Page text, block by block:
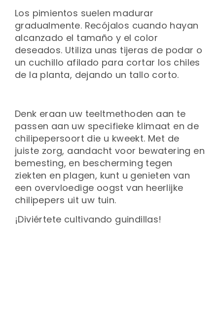
Los pimientos suelen madurar
gradualmente. Recójalos cuando hayan
alcanzado el tamaño y el color
deseados. Utiliza unas tijeras de podar o
un cuchillo afilado para cortar los chiles
de la planta, dejando un tallo corto.
Denk eraan uw teeltmethoden aan te
passen aan uw specifieke klimaat en de
chilipepersoort die u kweekt. Met de
juiste zorg, aandacht voor bewatering en
bemesting, en bescherming tegen
ziekten en plagen, kunt u genieten van
een overvloedige oogst van heerlijke
chilipepers uit uw tuin.
¡Diviértete cultivando guindillas!